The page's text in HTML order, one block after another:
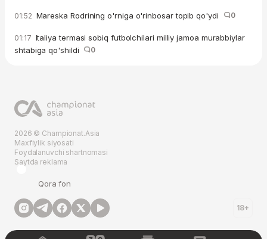
01:52 Mareska Rodrining o'rniga o'rinbosar topib qo'ydi 0
01:17 Italiya termasi sobiq futbolchilari milliy jamoa murabbiylar
shtabiga qo'shildi
0
2026 © Championat.Asia
Maxfiylik siyosati
Foydalanuvchi shartnomasi
Saytda reklama
Qora fon
18+